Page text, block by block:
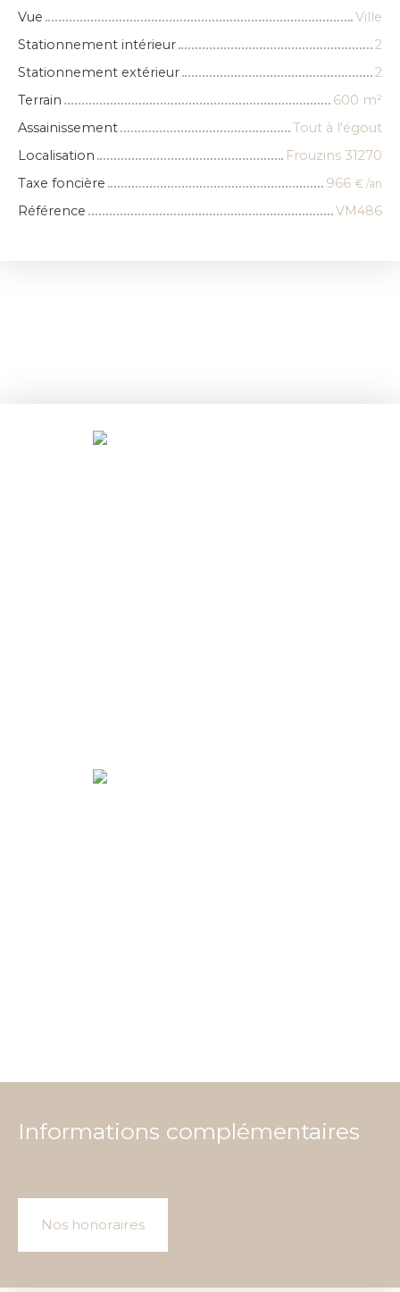
Vue
Ville
Stationnement intérieur
2
Stationnement extérieur
2
Terrain
600 m²
Assainissement
Tout à l'égout
Localisation
Frouzins 31270
Taxe foncière
966 € /an
Référence VM486
Informations complémentaires
Nos honoraires